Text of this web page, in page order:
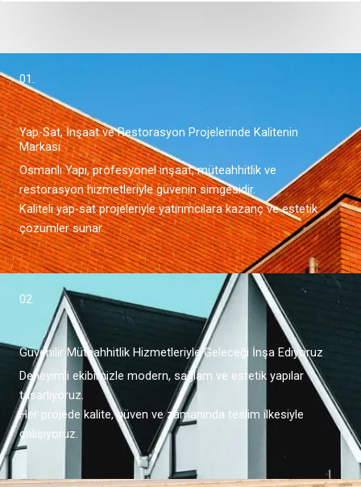
01.
Yap-Sat, İnşaat ve Restorasyon Projelerinde Kalitenin
Markası
Osmanlı Yapı, profesyonel inşaat, müteahhitlik ve
restorasyon hizmetleriyle güvenin simgesidir.
Kaliteli yap-sat projeleriyle yatırımcılara kazanç ve estetik
çözümler sunar.
02.
Güvenilir Müteahhitlik Hizmetleriyle Geleceği İnşa Ediyoruz
Deneyimli ekibimizle modern, sağlam ve estetik yapılar
tasarlıyoruz.
Her projede kalite, güven ve zamanında teslim ilkesiyle
çalışıyoruz.